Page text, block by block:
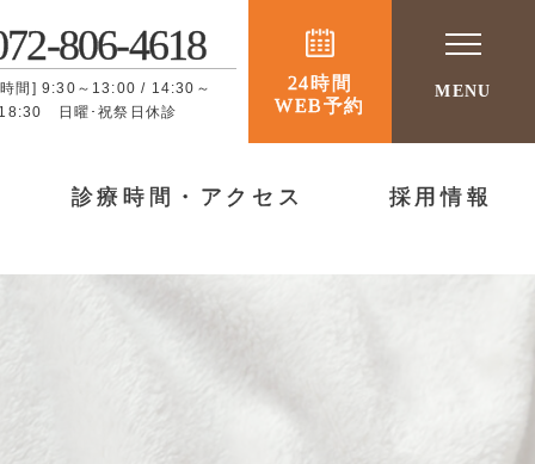
24時間
WEB予約
MENU
806-4618
間] 9:30～13:00 / 14:30～
日曜･祝祭日休診
診療時間・アクセス 採用情報